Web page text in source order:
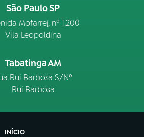
São Paulo SP
Mofarrej, nº 1.200
Vila Leopoldina
Tabatinga AM
Rui Barbosa S/Nº
Rui Barbosa
INÍCIO